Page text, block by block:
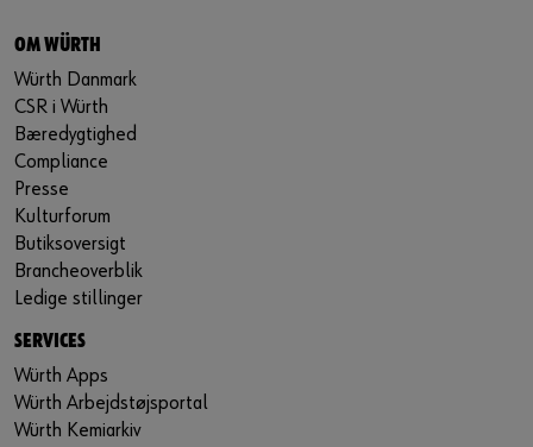
OM WÜRTH
Würth Danmark
CSR i Würth
Bæredygtighed
Compliance
Presse
Kulturforum
Butiksoversigt
Brancheoverblik
Ledige stillinger
SERVICES
Würth Apps
Würth Arbejdstøjsportal
Würth Kemiarkiv